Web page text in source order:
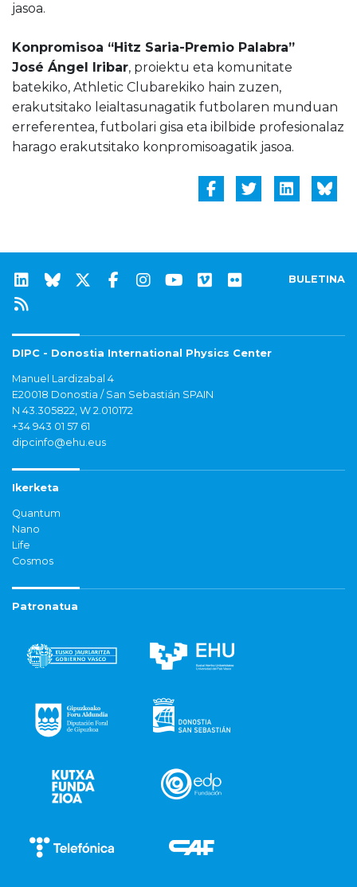
jasoa.
Konpromisoa “Hitz Saria-Premio Palabra”
José Ángel Iribar, proiektu eta komunitate
batekiko, Athletic Clubarekiko hain zuzen,
erakutsitako leialtasunagatik futbolaren munduan
erreferentea, futbolari gisa eta ibilbide profesionalaz
harago erakutsitako konpromisoagatik jasoa.
BULETINA
DIPC - Donostia International Physics Center
Manuel Lardizabal 4
E20018 Donostia / San Sebastián SPAIN
N 43.305822, W 2.010172
+34 943 01 57 61
dipcinfo@ehu.eus
Ikerketa
Quantum
Nano
Life
Cosmos
Patronatua